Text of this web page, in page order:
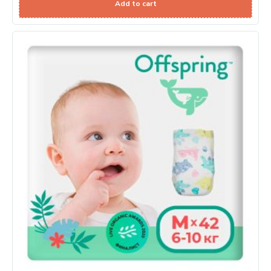
Add to cart